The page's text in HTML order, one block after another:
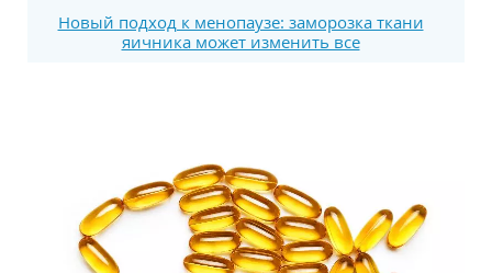
Новый подход к менопаузе: заморозка ткани
яичника может изменить все